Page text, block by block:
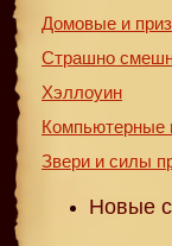
Домовые и
Страшно
Хэллоуин
Компьютерные
Звери и силы
Новые